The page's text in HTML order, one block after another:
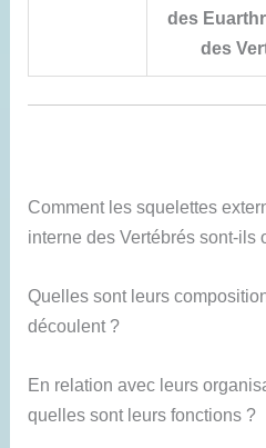
des
des
Comment les squelettes
interne des Vertébrés sont-ils
Quelles sont leurs
découlent ?
En relation avec leurs
quelles sont leurs fonctions ?